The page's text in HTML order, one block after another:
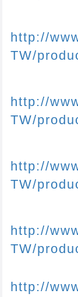
http://
TW/
http://
TW/
http://
TW/
http://
TW/
http://